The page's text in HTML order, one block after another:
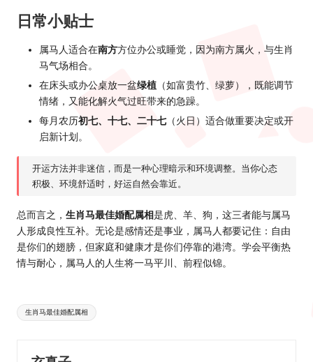
日常小贴士
属马人适合在南方方位办公或睡觉，因为南方属火，与生肖
马气场相合。
在床头或办公桌放一盆绿植 （如富贵竹、绿萝），既能调节
情绪，又能化解火气过旺带来的急躁。
每月农历初七、十七、二十七 （火日）适合做重要决定或开
启新计划。
开运方法并非迷信，而是一种心理暗示和环境调整。当你心态
积极、环境舒适时，好运自然会靠近。
总而言之， 生肖马最佳婚配属相是虎、羊、狗，这三者能与属马
人形成良性互补。无论是感情还是事业，属马人都要记住：自由
是你们的翅膀，但家庭和健康才是你们停靠的港湾。学会平衡热
情与耐心，属马人的人生将一马平川、前程似锦。
Tags:
生肖马最佳婚配属相